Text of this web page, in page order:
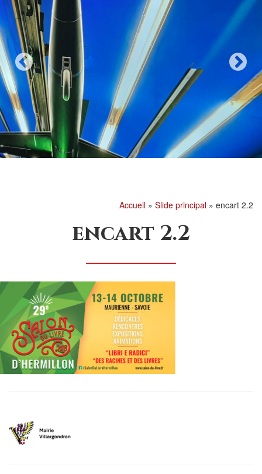
Accueil » Slide principal » encart 2.2
encart 2.2